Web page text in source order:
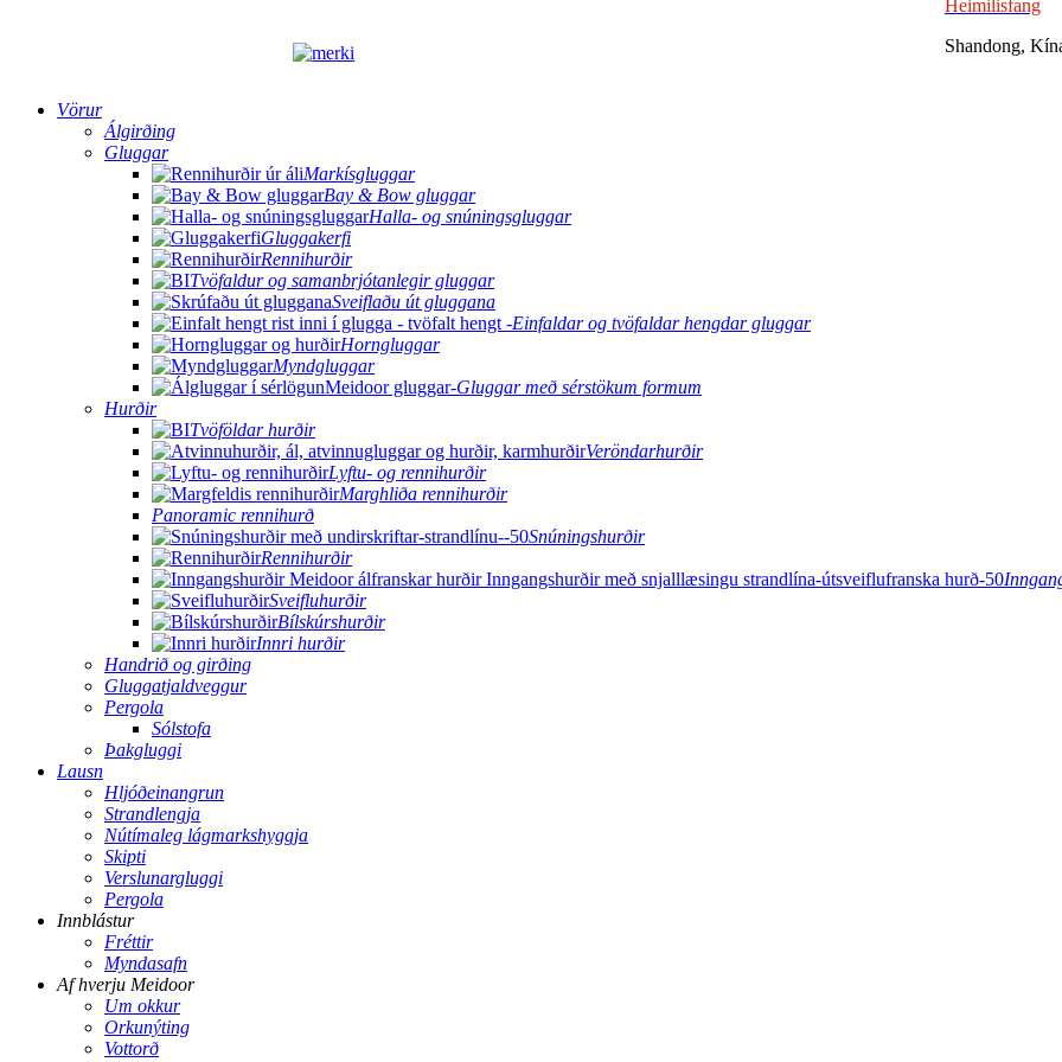
Heimilisfang
Shandong,
Vörur
Álgirðing
Gluggar
Markísgluggar
Bay & Bow gluggar
Halla- og snúningsgluggar
Gluggakerfi
Rennihurðir
Tvöfaldur og samanbrjótanlegir gluggar
Sveiflaðu út gluggana
Einfaldar og tvöfaldar hengdar gluggar
Horngluggar
Myndgluggar
Gluggar með sérstökum formum
Hurðir
Tvöföldar hurðir
Veröndarhurðir
Lyftu- og rennihurðir
Marghliða rennihurðir
Panoramic rennihurð
Snúningshurðir
Rennihurðir
Sveifluhurðir
Bílskúrshurðir
Innri hurðir
Handrið og girðing
Gluggatjaldveggur
Pergola
Sólstofa
Þakgluggi
Lausn
Hljóðeinangrun
Strandlengja
Nútímaleg lágmarkshyggja
Skipti
Verslunargluggi
Pergola
Innblástur
Fréttir
Myndasafn
Af hverju Meidoor
Um okkur
Orkunýting
Vottorð